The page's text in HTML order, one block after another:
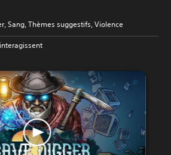
Sang, Thèmes suggestifs, Violence